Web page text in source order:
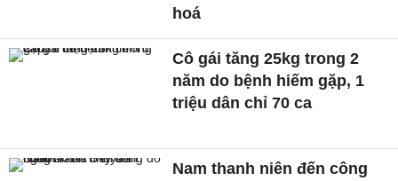
hoá
Cô gái tăng 25kg trong 2
năm do bệnh hiếm gặp, 1
triệu dân chỉ 70 ca
Nam thanh niên đến công